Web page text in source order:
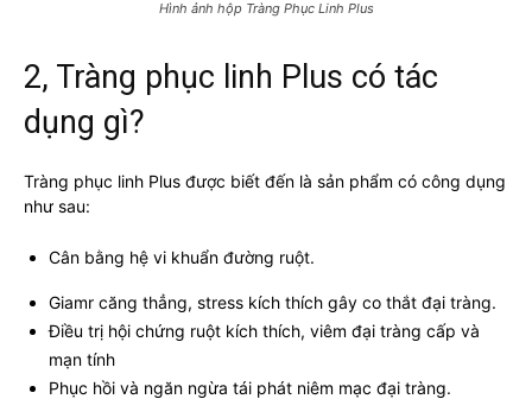
Hình ảnh hộp Tràng Phục Linh Plus
2, Tràng phục linh Plus có tác
dụng gì?
Tràng phục linh Plus được biết đến là sản phẩm có công dụng
như sau:
Cân bằng hệ vi khuẩn đường ruột.
Giamr căng thẳng, stress kích thích gây co thắt đại tràng.
Điều trị hội chứng ruột kích thích, viêm đại tràng cấp và
mạn tính
Phục hồi và ngăn ngừa tái phát niêm mạc đại tràng.